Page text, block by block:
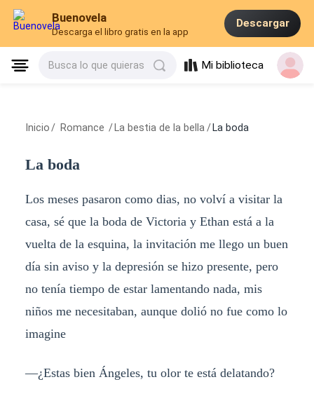
Buenovela
Descarga el libro gratis en la app
Descargar
Busca lo que quieras Mi biblioteca
Inicio / Romance / La bestia de la bella / La boda
La boda
Los meses pasaron como dias, no volví a visitar la
casa, sé que la boda de Victoria y Ethan está a la
vuelta de la esquina, la invitación me llego un buen
día sin aviso y la depresión se hizo presente, pero
no tenía tiempo de estar lamentando nada, mis
niños me necesitaban, aunque dolió no fue como lo
imagine
—¿Estas bien Ángeles, tu olor te está delatando?